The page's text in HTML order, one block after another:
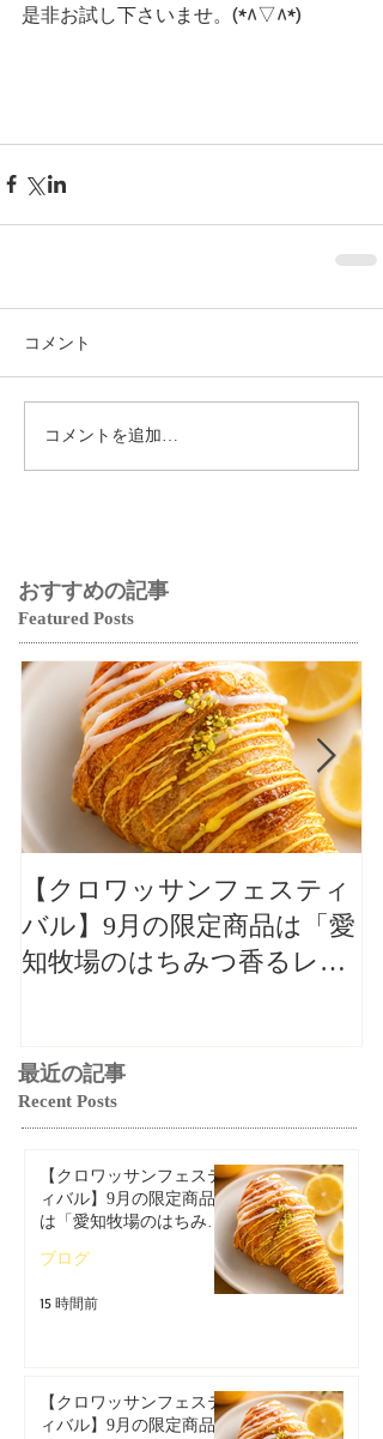
是非お試し下さいませ。(*^▽^*)
コメント
コメントを追加…
おすすめの記事
Featured Posts
【クロワッサンフェスティ
バル】9月の限定商品は「愛
知牧場のはちみつ香るレモ
最近の記事
Recent Posts
【クロワッサンフェステ
ィバル】9月の限定商品
は「愛知牧場のはちみつ
ン」🥐🍋
ブログ
15 時間前
【クロワッサンフェステ
ィバル】9月の限定商品